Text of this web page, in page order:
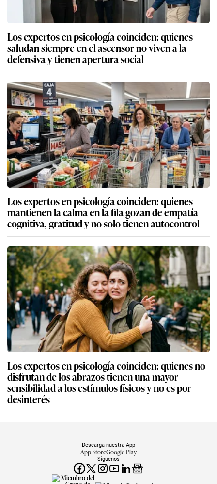
Los expertos en psicología coinciden: quienes
saludan siempre en el ascensor no viven a la
defensiva y tienen apertura social
Los expertos en psicología coinciden: quienes
mantienen la calma en la fila gozan de empatía
cognitiva, gratitud y no solo tienen autocontrol
Los expertos en psicología coinciden: quienes no
disfrutan de los abrazos tienen una mayor
sensibilidad a los estímulos físicos y no es por
desinterés
Síguenos
Descarga nuestra App
App StoreGoogle Play